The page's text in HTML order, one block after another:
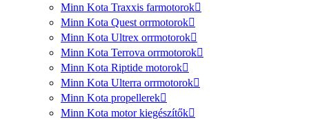
Minn Kota Traxxis farmotorok
Minn Kota Quest orrmotorok
Minn Kota Ultrex orrmotorok
Minn Kota Terrova orrmotorok
Minn Kota Riptide motorok
Minn Kota Ulterra orrmotorok
Minn Kota propellerek
Minn Kota motor kiegészítők